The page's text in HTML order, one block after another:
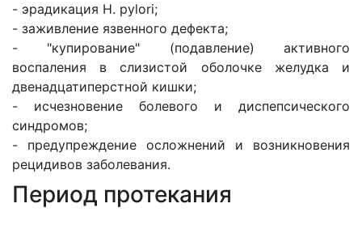
- эрадикация Н. pylori;
- заживление язвенного дефекта;
- "купирование" (подавление) активного
воспаления в слизистой оболочке желудка и
двенадцатиперстной кишки;
- исчезновение болевого и диспепсического
синдромов;
- предупреждение осложнений и возникновения
рецидивов заболевания.
Период протекания